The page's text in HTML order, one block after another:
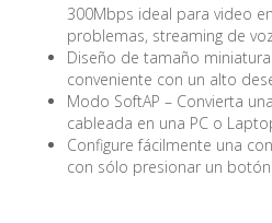
300Mbps ideal para video
problemas, streaming de
Diseño de tamaño
conveniente con un alto
Modo SoftAP – Convierta
cableada en una PC o
Configure fácilmente una
con sólo presionar un botón